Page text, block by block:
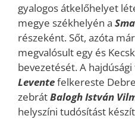
gyalogos átkelőhelyet
megye székhelyén a
részeként. Sőt, azóta
megvalósult egy és
bevezetését. A
Leventefelkereste
zebrátBalogh István
helyszíni tudósítást